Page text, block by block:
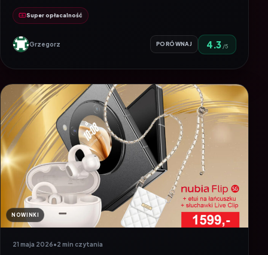
Super opłacalność
Grzegorz PORÓWNAJ 4.3 /5
NOWINKI
21 maja 2026•2 min czytania